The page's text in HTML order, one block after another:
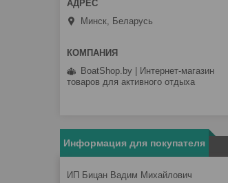
Минск, Беларусь
BoatShop.by | Интернет-магазин
товаров для активного отдыха
Информация для покупателя
ИП Бицан Вадим Михайлович